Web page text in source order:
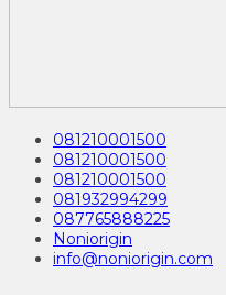
081210001500
081210001500
081210001500
081932994299
087765888225
Noniorigin
info@noniorigin.com